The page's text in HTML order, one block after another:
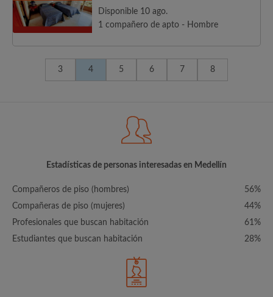
Disponible 10 ago.
1 compañero de apto - Hombre
3 4 5 6 7 8
Estadísticas de personas interesadas en Medellín
Compañeros de piso (hombres)
56%
Compañeras de piso (mujeres)
44%
Profesionales que buscan habitación
61%
Estudiantes que buscan habitación
28%